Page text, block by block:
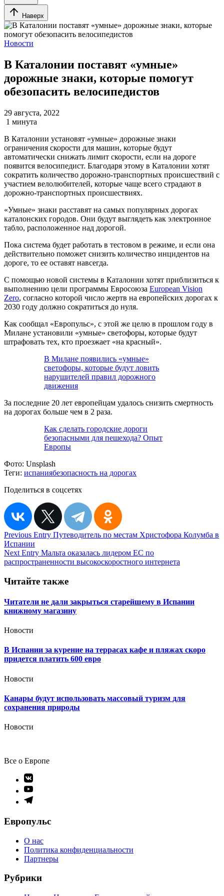
Наверх
Новости
В Каталонии поставят «умные»
дорожные знаки, которые помогут
обезопасить велосипедистов
29 августа, 2022
1 минута
В Каталонии установят «умные» дорожные знаки
ограничения скорости для машин, которые будут
автоматически снижать лимит скорости, если на дороге
появится велосипедист. Благодаря этому в Каталонии хотят
сократить количество дорожно-транспортных происшествий с
участием велолюбителей, которые чаще всего страдают в
дорожно-транспортных происшествиях.
«Умные» знаки расставят на самых популярных дорогах
каталонских городов. Они будут выглядеть как электронное
табло, расположенное над дорогой.
Пока система будет работать в тестовом в режиме, и если она
действительно поможет снизить количество инцидентов на
дороге, то ее оставят навсегда.
С помощью новой системы в Каталонии хотят приблизиться к
выполнению цели программы Евросоюза European Vision
Zero, согласно которой число жертв на европейских дорогах к
2030 году должно сократиться до нуля.
Как сообщал «Европульс», с этой же целю в прошлом году в
Милане установили «умные» светофоры, которые будут
штрафовать тех, кто проезжает «на красный».
В Милане появились «умные»
светофоры, которые будут ловить
нарушителей правил дорожного
движения
За последние 20 лет европейцам удалось снизить смертность
на дорогах больше чем в 2 раза.
Как сделать городские дороги
безопасными для пешехода? Опыт
Европы
Фото: Unsplash
Теги: испаниябезопасность на дорогах
Поделиться в соцсетях
Навигация
по
записям
Previous Entry Путеводитель по местам Христофора Колумба в
Испании
Next Entry Мальта оказалась лидером ЕС по
распространенности высокоскоростного интернета
Читайте также
Читатели не дали закрыться старейшему в Испании
книжному магазину
Новости
В Испании за курение на террасах кафе и пляжах скоро
придется платить 600 евро
Новости
Канары будут использовать массовый туризм для
сохранения природы
Новости
Все о Европе
Элемент
меню
Элемент
меню
Элемент
Европульс
О нас
Политика конфиденциальности
Партнеры
Рубрики